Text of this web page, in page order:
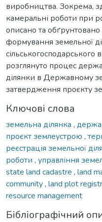
виробництва. Зокрема,
камеральні роботи при
описано та
формування земельної
розглянуто процес
ділянки в Державному
затвердження проєкту
Ключові слова
земельна ділянка ,
проєкт землеустрою ,
реєстрація земельної
роботи , управління
state land cadastre , land
community, land plot
resource management
Бібліографічний